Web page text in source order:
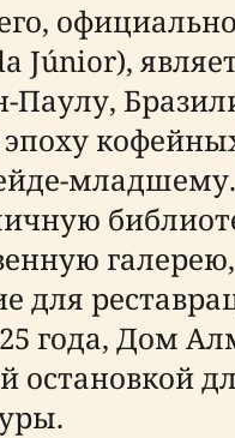
Júnior),
эпоху
для
года, Дом
остановкой